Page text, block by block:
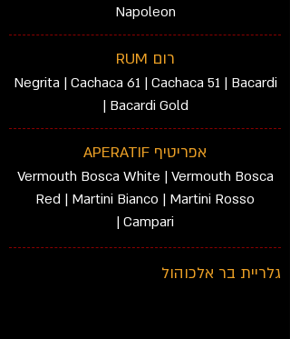
Napoleon
רום RUM
Negrita | Cachaca 61 | Cachaca 51 | Bacardi
| Bacardi Gold
אפריטיף APERATIF
Vermouth Bosca White | Vermouth Bosca
Red | Martini Bianco | Martini Rosso
| Campari
גלריית בר אלכוהול